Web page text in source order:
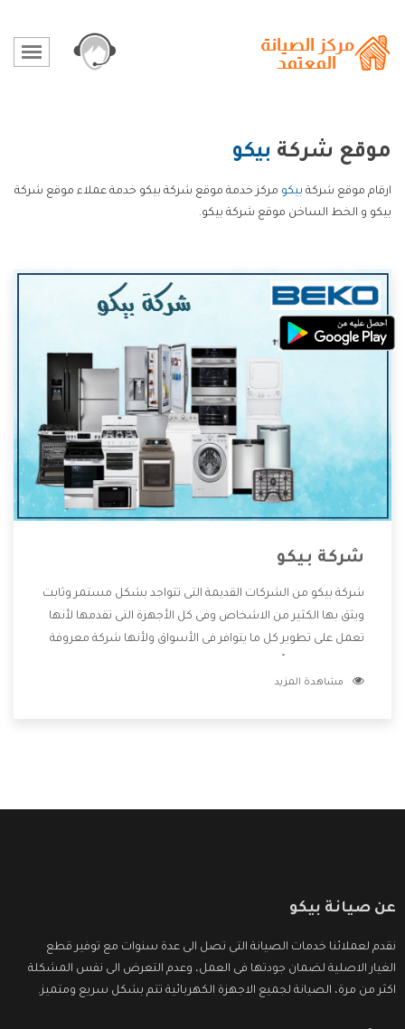
موقع شركة بيكو
ارقام موقع شركة بيكو مركز خدمة موقع شركة بيكو خدمة عملاء موقع شركة
بيكو و الخط الساخن موقع شركة بيكو.
شركة بيكو
شركة بيكو من الشركات القديمة التى تتواجد بشكل مستمر وثابت
ويثق بها الكثير من الاشخاص وفى كل الأجهزة التى تقدمها لأنها
تعمل على تطوير كل ما يتوافر فى الأسواق ولأنها شركة معروفة
للعملاء أقوى العروض والخصومات التى تسهل على المستهلك
مشاهدة المزيد
عن صيانة بيكو
نقدم لعملائنا خدمات الصيانة التى تصل الى عدة سنوات مع توفير قطع
الغيار الاصلية لضمان جودتها فى العمل، وعدم التعرض الى نفس المشكلة
اكثر من مرة، الصيانة لجميع الاجهزة الكهربائية تتم بشكل سريع ومتميز.